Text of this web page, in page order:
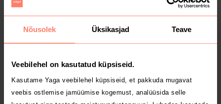
Nõusolek Üksikasjad Teave
Veebilehel on kasutatud küpsiseid.
Kasutame Yaga veebilehel küpsiseid, et pakkuda mugavat
veebis ostlemise jamüümise kogemust, analüüsida selle
42 € 37 38 € 37